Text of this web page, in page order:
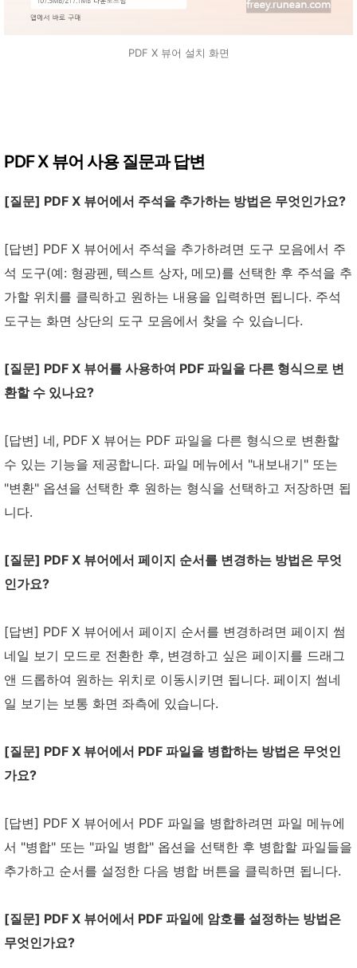
PDF X 뷰어 설치 화면
PDF X 뷰어 사용 질문과 답변
[질문] PDF X 뷰어에서 주석을 추가하는 방법은 무엇인가요?
[답변] PDF X 뷰어에서 주석을 추가하려면 도구 모음에서 주
석 도구(예: 형광펜, 텍스트 상자, 메모)를 선택한 후 주석을 추
가할 위치를 클릭하고 원하는 내용을 입력하면 됩니다. 주석
도구는 화면 상단의 도구 모음에서 찾을 수 있습니다.
[질문] PDF X 뷰어를 사용하여 PDF 파일을 다른 형식으로 변
환할 수 있나요?
[답변] 네, PDF X 뷰어는 PDF 파일을 다른 형식으로 변환할
수 있는 기능을 제공합니다. 파일 메뉴에서 "내보내기" 또는
"변환" 옵션을 선택한 후 원하는 형식을 선택하고 저장하면 됩
니다.
[질문] PDF X 뷰어에서 페이지 순서를 변경하는 방법은 무엇
인가요?
[답변] PDF X 뷰어에서 페이지 순서를 변경하려면 페이지 썸
네일 보기 모드로 전환한 후, 변경하고 싶은 페이지를 드래그
앤 드롭하여 원하는 위치로 이동시키면 됩니다. 페이지 썸네
일 보기는 보통 화면 좌측에 있습니다.
[질문] PDF X 뷰어에서 PDF 파일을 병합하는 방법은 무엇인
가요?
[답변] PDF X 뷰어에서 PDF 파일을 병합하려면 파일 메뉴에
서 "병합" 또는 "파일 병합" 옵션을 선택한 후 병합할 파일들을
추가하고 순서를 설정한 다음 병합 버튼을 클릭하면 됩니다.
[질문] PDF X 뷰어에서 PDF 파일에 암호를 설정하는 방법은
무엇인가요?